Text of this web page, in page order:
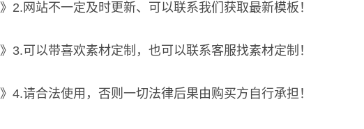
》2.网站不一定及时更新、可以联系我们获取最新模板！
》3.可以带喜欢素材定制，也可以联系客服找素材定制！
》4.请合法使用，否则一切法律后果由购买方自行承担！